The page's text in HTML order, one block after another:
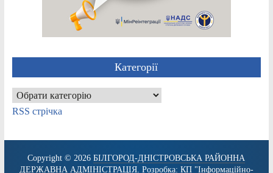
Категорії
Категорії
RSS стрічка
Copyright © 2026БІЛГОРОД-ДНІСТРОВСЬКА РАЙОННА
ДЕРЖАВНА АДМІНІСТРАЦІЯ. Розробка: КП "Інформаційно-